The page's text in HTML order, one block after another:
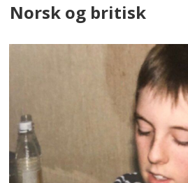
Norsk og britisk